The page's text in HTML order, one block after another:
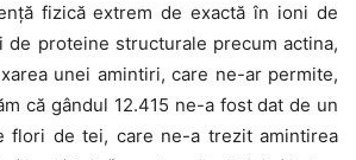
fizică extrem de exactă în ioni de
de proteine structurale precum actina,
unei amintiri, care ne-ar permite,
că gândul 12.415 ne-a fost dat de un
flori de tei, care ne-a trezit amintirea